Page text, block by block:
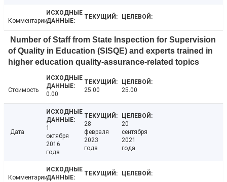
Комментарии
Number of Staff from State Inspection for Supervision
of Quality in Education (SISQE) and experts trained in
higher education quality-assurance-related topics
Стоимость
0.00
25.00 25.00
Дата
1
октября
2016
года
28
февраля
2023
года
20
сентября
2021
года
Комментарии